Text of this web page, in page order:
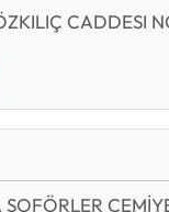
CADDESI